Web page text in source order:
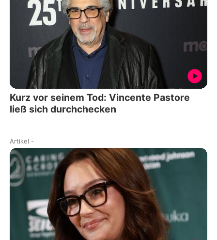
Kurz vor seinem Tod: Vincente Pastore
ließ sich durchchecken
Artikel -